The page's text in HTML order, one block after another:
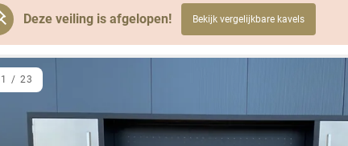
Deze veiling is afgelopen! Bekijk vergelijkbare kavels
1 / 23